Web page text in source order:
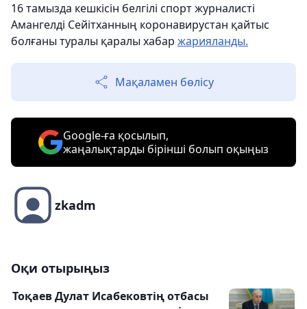
16 тамызда кешкісін белгілі спорт журналисті
Амангелді Сейітханның коронавирустан қайтыс
болғаны туралы қаралы хабар жарияланды.
Мақаламен бөлісу
Google-ға қосылып,
жаңалықтарды бірінші болып оқыңыз
zkadm
Оқи отырыңыз
Тоқаев Дулат Исабековтің отбасы